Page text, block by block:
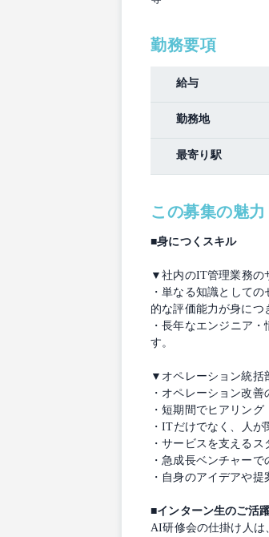
勤務要項
給与
勤務地
最寄り駅
この募集の魅力
■身につくスキル
▼社内のIT管理業務の
・単なる知識として
的な評価能力が身につ
・長年なエンジニア
す。
▼オペレーション統括
・オペレーション改
・短期間でヒアリン
・ITだけでなく、人
・サービスを支える
・急成長ベンチャー
・自身のアイデアや
■インターン生のご活
AI研修会の仕掛け人